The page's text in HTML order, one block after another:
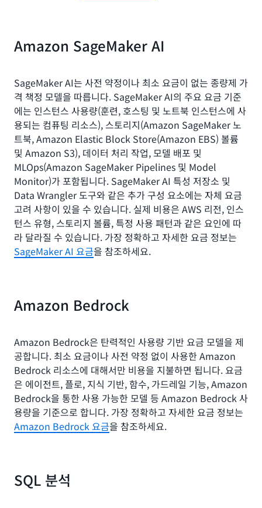
Amazon SageMaker AI
SageMaker AI는 사전 약정이나 최소 요금이 없는 종량제 가
격 책정 모델을 따릅니다. SageMaker AI의 주요 요금 기준
에는 인스턴스 사용량(훈련, 호스팅 및 노트북 인스턴스에 사
용되는 컴퓨팅 리소스), 스토리지(Amazon SageMaker 노
트북, Amazon Elastic Block Store(Amazon EBS) 볼륨
및 Amazon S3), 데이터 처리 작업, 모델 배포 및
MLOps(Amazon SageMaker Pipelines 및 Model
Monitor)가 포함됩니다. SageMaker AI 특성 저장소 및
Data Wrangler 도구와 같은 추가 구성 요소에는 자체 요금
고려 사항이 있을 수 있습니다. 실제 비용은 AWS 리전, 인스
턴스 유형, 스토리지 볼륨, 특정 사용 패턴과 같은 요인에 따
라 달라질 수 있습니다. 가장 정확하고 자세한 요금 정보는
SageMaker AI 요금을 참조하세요.
Amazon Bedrock
Amazon Bedrock은 탄력적인 사용량 기반 요금 모델을 제
공합니다. 최소 요금이나 사전 약정 없이 사용한 Amazon
Bedrock 리소스에 대해서만 비용을 지불하면 됩니다. 요금
은 에이전트, 플로, 지식 기반, 함수, 가드레일 기능, Amazon
Bedrock을 통한 사용 가능한 모델 등 Amazon Bedrock 사
용량을 기준으로 합니다. 가장 정확하고 자세한 요금 정보는
Amazon Bedrock 요금을 참조하세요.
SQL 분석